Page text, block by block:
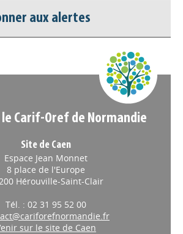
à projets
aux alertes
Carif-Oref de Normandie
Site de Caen
Espace Jean Monnet
8 place de l'Europe
Hérouville-Saint-Clair
Tél. : 02 31 95 52 00
sur le site de Caen